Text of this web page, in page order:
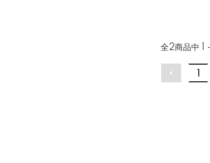
全2商品中